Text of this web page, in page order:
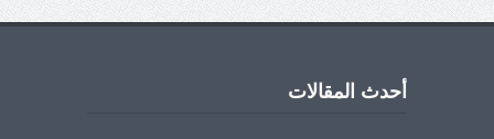
أحدث المقالات